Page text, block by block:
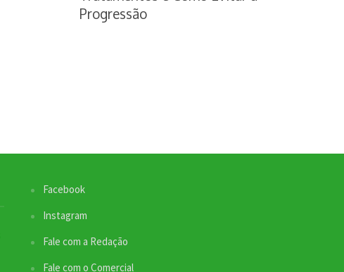
Progressão
Facebook
Instagram
Fale com a Redação
Fale com o Comercial